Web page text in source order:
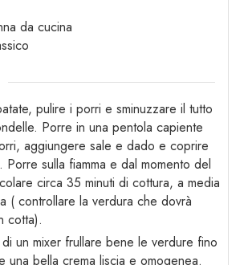
da cucina
pulire i porri e sminuzzare il tutto
Porre in una pentola capiente
aggiungere sale e dado e coprire
Porre sulla fiamma e dal momento del
circa 35 minuti di cottura, a media
( controllare la verdura che dovrà
cotta).
di un mixer frullare bene le verdure fino
una bella crema liscia e omogenea.